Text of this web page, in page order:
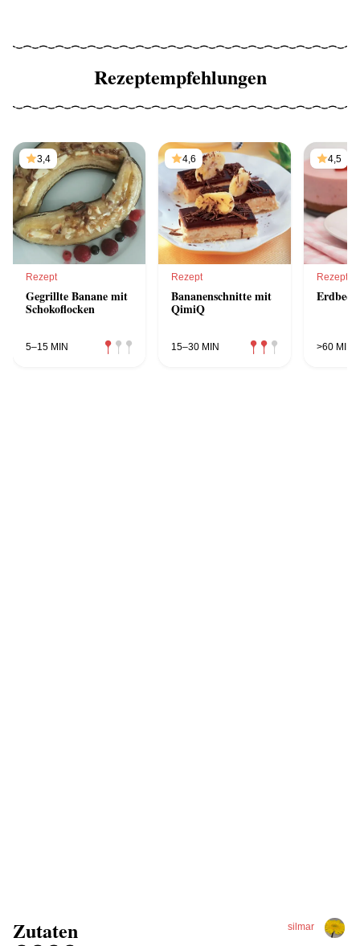
Rezeptempfehlungen
3,4
Rezept
Gegrillte Banane mit
Schokoflocken
5–15 MIN
4,6
Rezept
Bananenschnitte mit
QimiQ
15–30 MIN
4,5
Rezept
>60 MIN
silmar
Zutaten